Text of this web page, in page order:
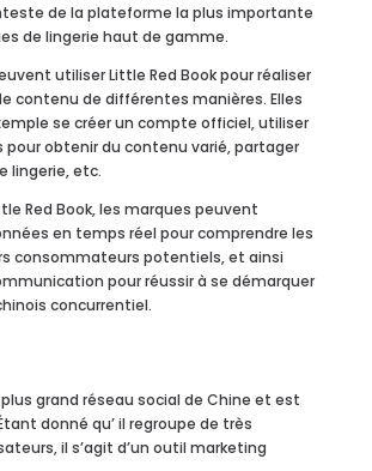
de la plateforme la plus importante
de lingerie haut de gamme.
utiliser Little Red Book pour réaliser
contenu de différentes manières. Elles
se créer un compte officiel, utiliser
pour obtenir du contenu varié, partager
lingerie, etc.
Red Book, les marques peuvent
en temps réel pour comprendre les
consommateurs potentiels, et ainsi
pour réussir à se démarquer
concurrentiel.
grand réseau social de Chine et est
donné qu’ il regroupe de très
il s’agit d’un outil marketing